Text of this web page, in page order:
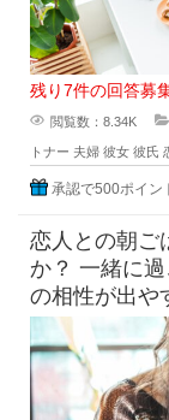
残り7件の回答募
閲覧数：8.34K
トナー 夫婦 彼女 彼氏
承認で500ポイン
恋人との朝ご
か？ 一緒に
の相性が出や
かり食べたい